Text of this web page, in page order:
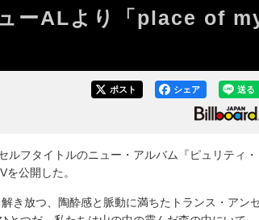
ーALより「place of
送る
シェア
ポスト
フタイトルのニュー・アルバム『ピュリティ・
公開した。
き放つ、陶酔感と脈動に満ちたトランス・アン